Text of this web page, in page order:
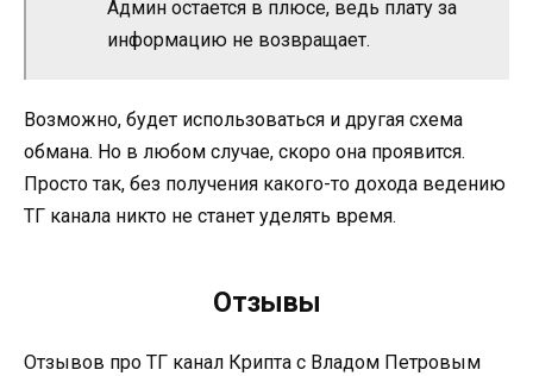
Админ остается в плюсе, ведь плату за
информацию не возвращает.
Возможно, будет использоваться и другая схема
обмана. Но в любом случае, скоро она проявится.
Просто так, без получения какого-то дохода ведению
ТГ канала никто не станет уделять время.
Отзывы
Отзывов про ТГ канал Крипта с Владом Петровым